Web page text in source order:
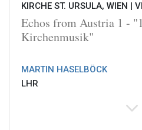
KIRCHE ST. URSULA, WIEN |
Echos from Austria 1 -
Kirchenmusik"
MARTIN HASELBÖCK
LHR